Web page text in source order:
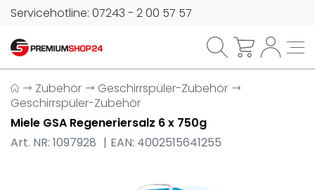
Servicehotline: 07243 - 2 00 57 57
Zubehör
Geschirrspüler-Zubehör
Geschirrspüler-Zubehör
Miele GSA Regeneriersalz 6 x 750g
Art. NR: 1097928
EAN: 4002515641255